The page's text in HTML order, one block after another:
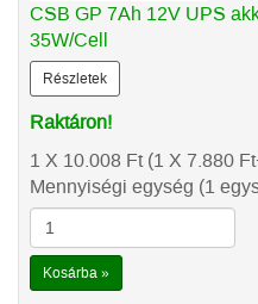
CSB GP 7Ah 12V UPS
35W/Cell
Részletek
Raktáron!
1 X 10.008 Ft(1 X 7.880 Ft
Mennyiségi egység (1
Kosárba »